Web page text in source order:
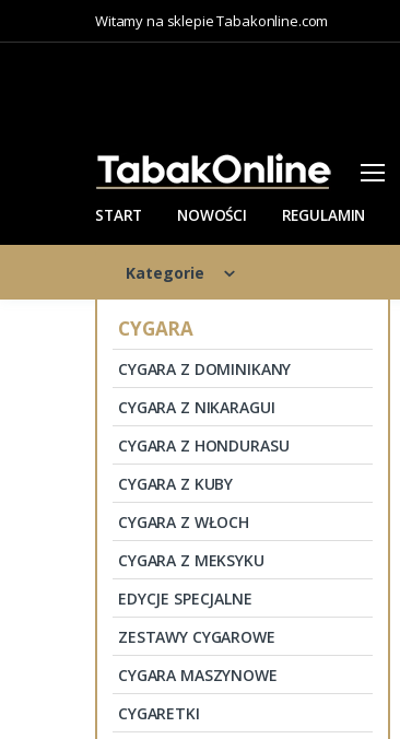
Witamy na sklepie Tabakonline.com
START NOWOŚCI REGULAMIN
Kategorie
CYGARA
CYGARA Z DOMINIKANY
CYGARA Z NIKARAGUI
CYGARA Z HONDURASU
CYGARA Z KUBY
CYGARA Z WŁOCH
CYGARA Z MEKSYKU
EDYCJE SPECJALNE
ZESTAWY CYGAROWE
CYGARA MASZYNOWE
CYGARETKI